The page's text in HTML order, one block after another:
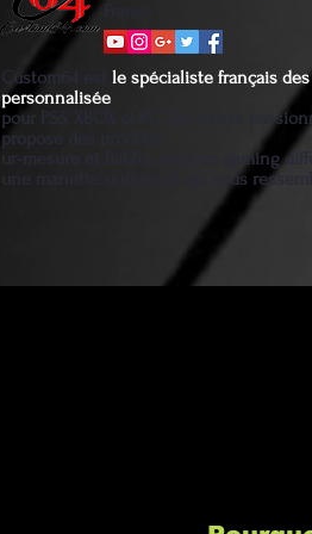
Custom64 est le spécialiste français
personnalisée
pour PS5, XBOX et PC. Un artiste
propose des produits
ur-mesure et fiables pour un gaming
une manette unique et qui vous